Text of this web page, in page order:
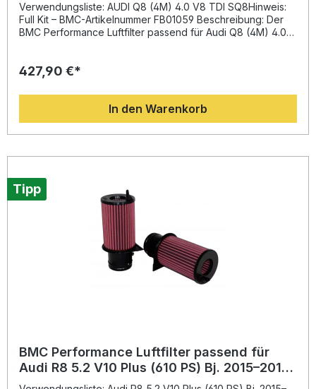
Verwendungsliste: AUDI Q8 (4M) 4.0 V8 TDI SQ8Hinweis:
Full Kit – BMC-Artikelnummer FB01059 Beschreibung: Der
BMC Performance Luftfilter passend für Audi Q8 (4M) 4.0
optimieren. Dank der BMC Full Moulding Technologie
ohne Schweißnähte, was die Haltbarkeit und
Passgenauigkeit maximiert. Das mehrlagige
Baumwollgewebe ist mit einem fein dosierten Spezialöl
getränkt, um eine hervorragende Filtration bei gleichzeitig
Bauweise reduziert den Luftdruckverlust – eine
Luftfilter trägt somit aktiv zu einer verbesserten Effizienz
und Leistungsentfaltung des Motors bei. Erhöhter
Luftdurchsatz für optimale Motorleistung Hergestellt mit der
BMC Full Moulding Technologie Mehrlagiges
Baumwollgewebe für höchste Filtereffizienz
Wiederverwendbar und leicht zu reinigen Motorsport-
erprobte Materialien und Fertigung Lieferumfang: 1x BMC
Performance Luftfilter [Full Kit] Montageanleitung BMC
427,90 €*
In den Warenkorb
Tipp
BMC Performance Luftfilter passend für
Audi R8 5.2 V10 Plus (610 PS) Bj. 2015–2018
[Full Kit]